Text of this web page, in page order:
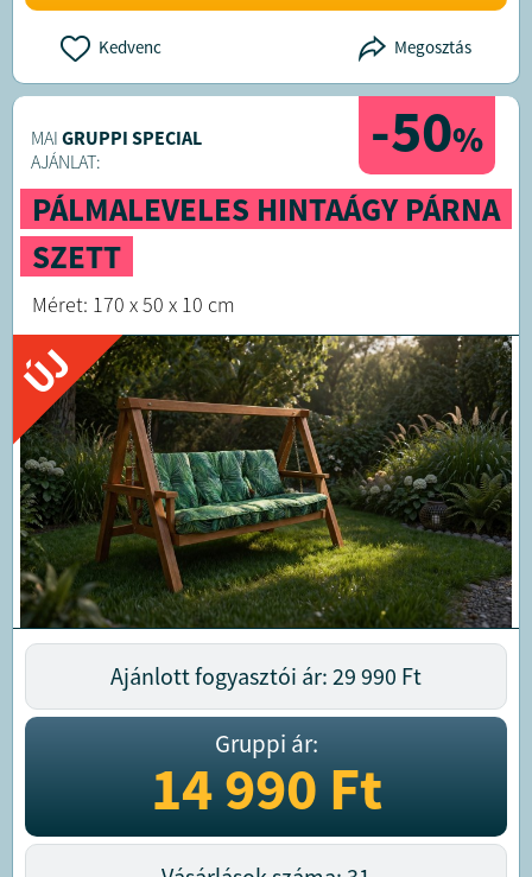
Kedvenc Megosztás
-50%
MAI GRUPPI SPECIAL
AJÁNLAT:
PÁLMALEVELES HINTAÁGY PÁRNA
SZETT
Méret: 170 x 50 x 10 cm
ÚJ
Ajánlott fogyasztói ár: 29 990 Ft
Gruppi ár:
14 990Ft